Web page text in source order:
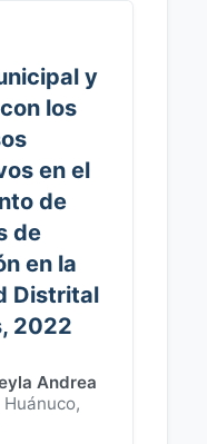
y
los
en el
de
de
en la
Distrital
2022
Andrea
,